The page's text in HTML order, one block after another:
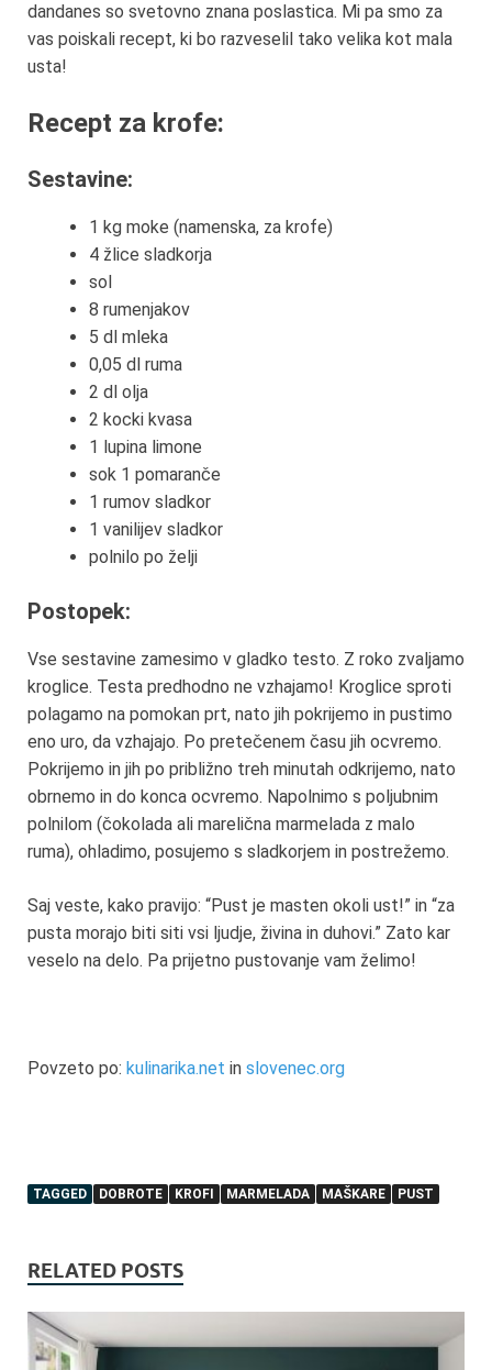
dandanes so svetovno znana poslastica. Mi pa smo za
vas poiskali recept, ki bo razveselil tako velika kot mala
usta!
Recept za krofe:
Sestavine:
1 kg moke (namenska, za krofe)
4 žlice sladkorja
sol
8 rumenjakov
5 dl mleka
0,05 dl ruma
2 dl olja
2 kocki kvasa
1 lupina limone
sok 1 pomaranče
1 rumov sladkor
1 vanilijev sladkor
polnilo po želji
Postopek:
Vse sestavine zamesimo v gladko testo. Z roko zvaljamo
kroglice. Testa predhodno ne vzhajamo! Kroglice sproti
polagamo na pomokan prt, nato jih pokrijemo in pustimo
eno uro, da vzhajajo. Po pretečenem času jih ocvremo.
Pokrijemo in jih po približno treh minutah odkrijemo, nato
obrnemo in do konca ocvremo. Napolnimo s poljubnim
polnilom (čokolada ali marelična marmelada z malo
ruma), ohladimo, posujemo s sladkorjem in postrežemo.
Saj veste, kako pravijo: “Pust je masten okoli ust!” in “za
pusta morajo biti siti vsi ljudje, živina in duhovi.” Zato kar
veselo na delo. Pa prijetno pustovanje vam želimo!
Povzeto po: kulinarika.net in slovenec.org
TAGGED DOBROTE KROFI MARMELADA MAŠKARE PUST
RELATED POSTS